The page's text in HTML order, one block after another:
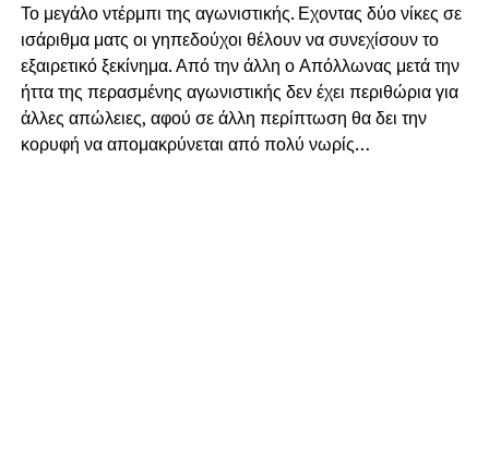
Το μεγάλο ντέρμπι της αγωνιστικής. Εχοντας δύο νίκες σε
ισάριθμα ματς οι γηπεδούχοι θέλουν να συνεχίσουν το
εξαιρετικό ξεκίνημα. Από την άλλη ο Απόλλωνας μετά την
ήττα της περασμένης αγωνιστικής δεν έχει περιθώρια για
άλλες απώλειες, αφού σε άλλη περίπτωση θα δει την
κορυφή να απομακρύνεται από πολύ νωρίς…